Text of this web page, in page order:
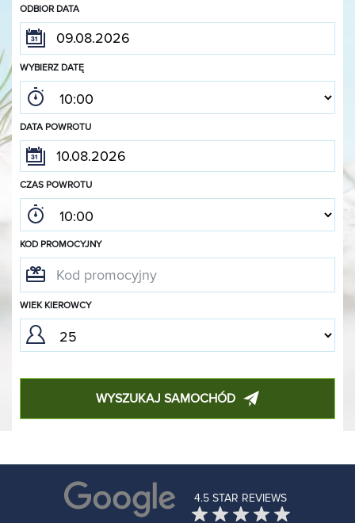
ODBIOR DATA
WYBIERZ DATĘ
DATA POWROTU
CZAS POWROTU
KOD PROMOCYJNY
WIEK KIEROWCY
WYSZUKAJ SAMOCHÓD
4.5 STAR REVIEWS